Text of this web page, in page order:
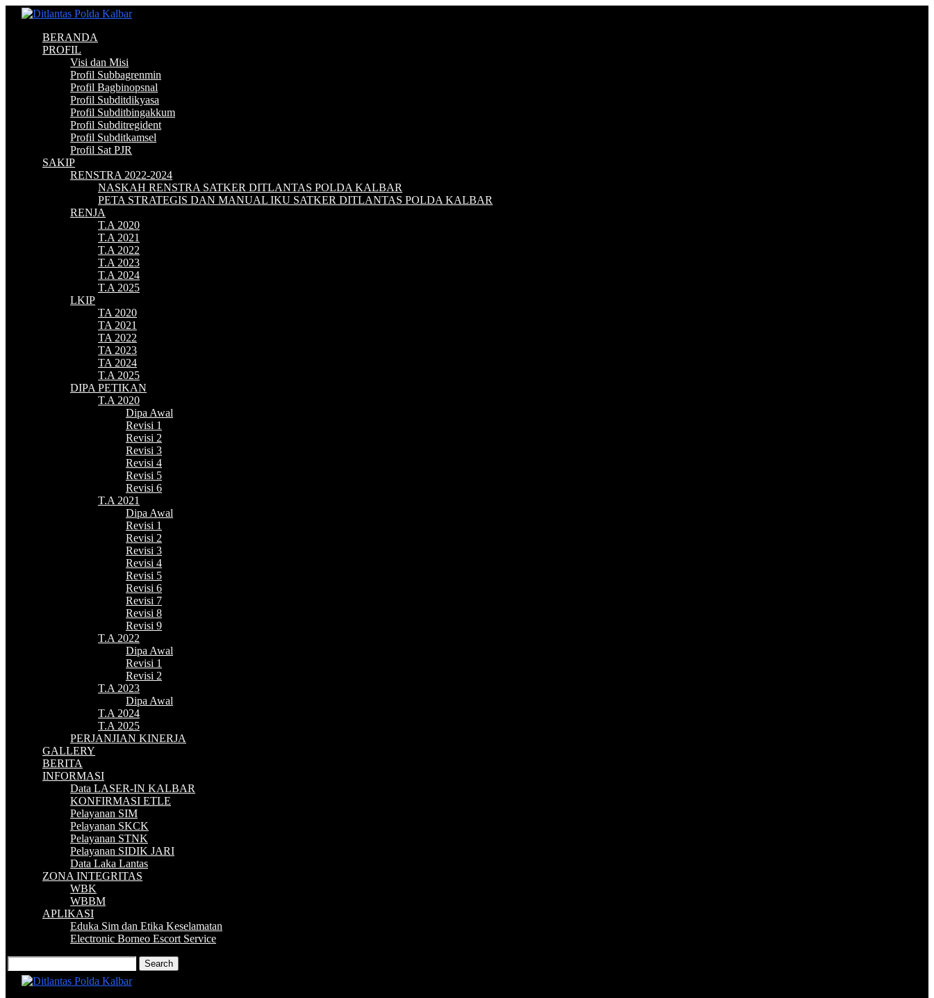
BERANDA
PROFIL
Visi dan Misi
Profil Subbagrenmin
Profil Bagbinopsnal
Profil Subditdikyasa
Profil Subditbingakkum
Profil Subditregident
Profil Subditkamsel
Profil Sat PJR
SAKIP
RENSTRA 2022-2024
NASKAH RENSTRA SATKER DITLANTAS POLDA KALBAR
PETA STRATEGIS DAN MANUAL IKU SATKER DITLANTAS POLDA KALBAR
RENJA
T.A 2020
T.A 2021
T.A 2022
T.A 2023
T.A 2024
T.A 2025
LKIP
TA 2020
TA 2021
TA 2022
TA 2023
TA 2024
T.A 2025
DIPA PETIKAN
T.A 2020
Dipa Awal
Revisi 1
Revisi 2
Revisi 3
Revisi 4
Revisi 5
Revisi 6
T.A 2021
Dipa Awal
Revisi 1
Revisi 2
Revisi 3
Revisi 4
Revisi 5
Revisi 6
Revisi 7
Revisi 8
Revisi 9
T.A 2022
Dipa Awal
Revisi 1
Revisi 2
T.A 2023
Dipa Awal
T.A 2024
T.A 2025
PERJANJIAN KINERJA
GALLERY
BERITA
INFORMASI
Data LASER-IN KALBAR
KONFIRMASI ETLE
Pelayanan SIM
Pelayanan SKCK
Pelayanan STNK
Pelayanan SIDIK JARI
Data Laka Lantas
ZONA INTEGRITAS
WBK
WBBM
APLIKASI
Eduka Sim dan Etika Keselamatan
Electronic Borneo Escort Service